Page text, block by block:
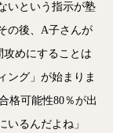
いという指示が塾
の後、A子さんが
めにすることは
ング」が始まりま
格可能性80％が出
いるんだよね」